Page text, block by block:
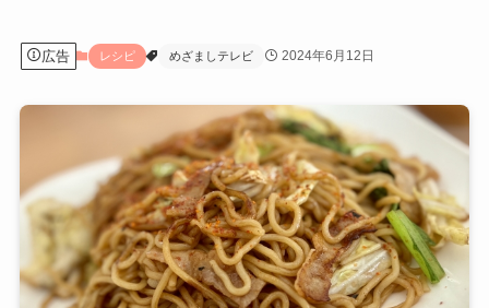
広告 レシピ めざましテレビ 2024年6月12日